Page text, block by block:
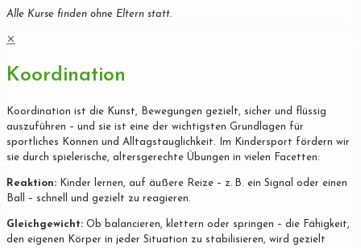
Alle Kurse finden ohne Eltern statt.
✕
Koordination
Koordination ist die Kunst, Bewegungen gezielt, sicher und flüssig
auszuführen – und sie ist eine der wichtigsten Grundlagen für
sportliches Können und Alltagstauglichkeit. Im Kindersport fördern wir
sie durch spielerische, altersgerechte Übungen in vielen Facetten:
Reaktion: Kinder lernen, auf äußere Reize – z. B. ein Signal oder einen
Ball – schnell und gezielt zu reagieren.
Gleichgewicht: Ob balancieren, klettern oder springen – die Fähigkeit,
den eigenen Körper in jeder Situation zu stabilisieren, wird gezielt